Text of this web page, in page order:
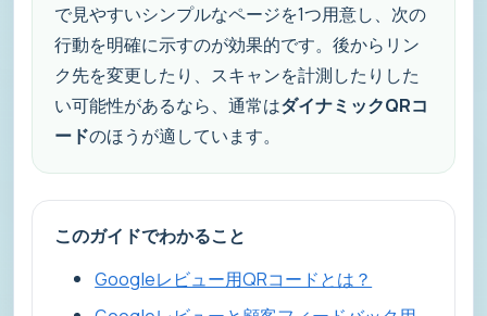
で見やすいシンプルなページを1つ用意し、次の
行動を明確に示すのが効果的です。後からリン
ク先を変更したり、スキャンを計測したりした
い可能性があるなら、通常はダイナミックQRコ
ードのほうが適しています。
このガイドでわかること
Googleレビュー用QRコードとは？